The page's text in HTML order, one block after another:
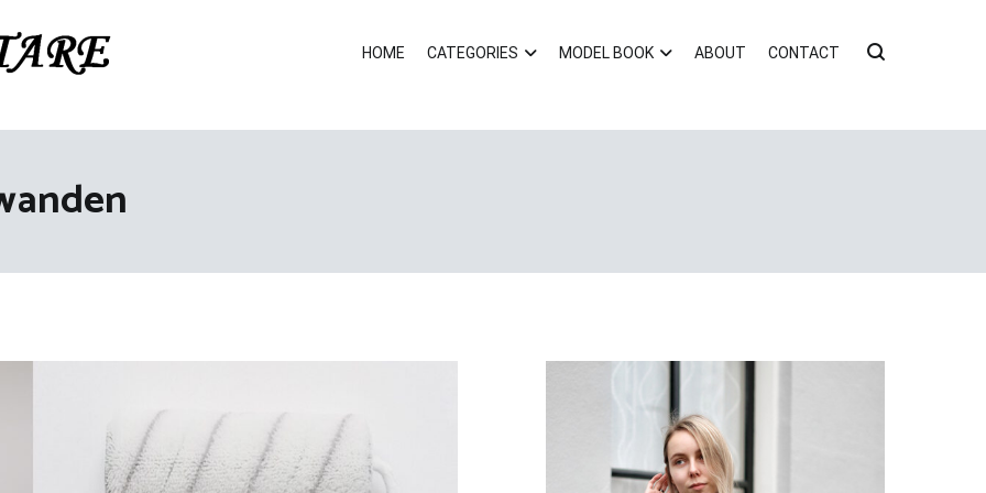
HOME CATEGORIES MODEL BOOK ABOUT CONTACT